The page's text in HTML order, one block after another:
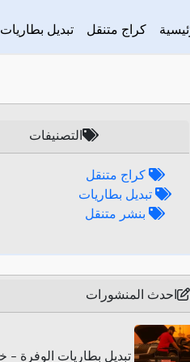
كراج متنقل تبديل بطاريات
التصنيفات
كراج متنقل
تبديل بطاريات
بنشر متنقل
احدث المنشورات